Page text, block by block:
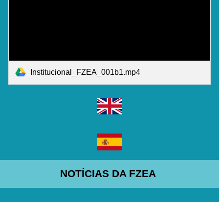
Institucional_FZEA_001b1.mp4
NOTÍCIAS DA FZEA